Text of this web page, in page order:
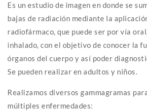
Es un estudio de imagen en donde se
bajas de radiación mediante la
radiofármaco, que puede ser por vía
inhalado, con el objetivo de conocer la
órganos del cuerpo y así poder
Se pueden realizar en adultos y niños.
Realizamos diversos gammagramas
múltiples enfermedades: